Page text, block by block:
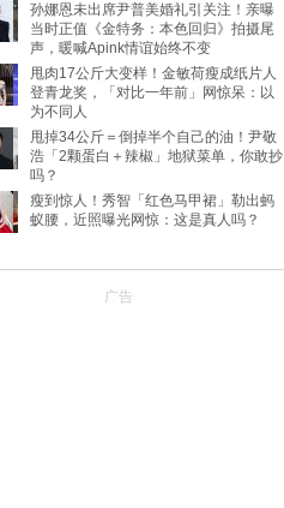
孙娜恩未出席尹普美婚礼引关注！亲曝
当时正值《金特务：本色回归》拍摄尾
声，暖喊Apink情谊始终不变
甩肉17公斤大变样！金敏荷瘦成纸片人
登青龙奖，「对比一年前」网惊呆：以
为不同人
甩掉34公斤＝倒掉半个自己的油！尹敬
浩「2颗蛋白＋辣椒」地狱菜单，你敢抄
吗？
瘦到惊人！秀智「红色马甲裙」勒出蚂
蚁腰，近照曝光网惊：这是真人吗？
广告